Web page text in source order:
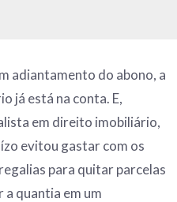
adiantamento do abono, a
já está na conta. E,
em direito imobiliário,
evitou gastar com os
para quitar parcelas
a quantia em um